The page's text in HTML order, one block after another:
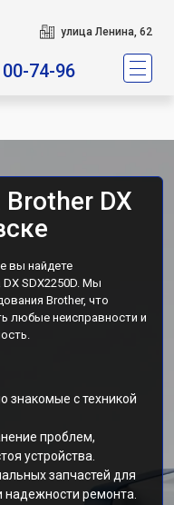
улица Ленина, 62
74-96
DX
вы найдете
SDX2250D. Мы
Brother, что
любые неисправности и
знакомые с техникой
проблем,
устройства.
запчастей для
надежности ремонта.